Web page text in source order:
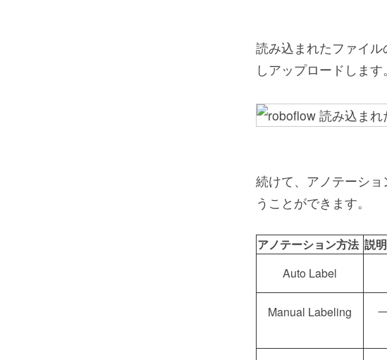
読み込まれたファイ
しアップロードします。
続けて、アノテーシ
うことができます。
アノテーション方法 説明
Auto Label
Manual Labeling